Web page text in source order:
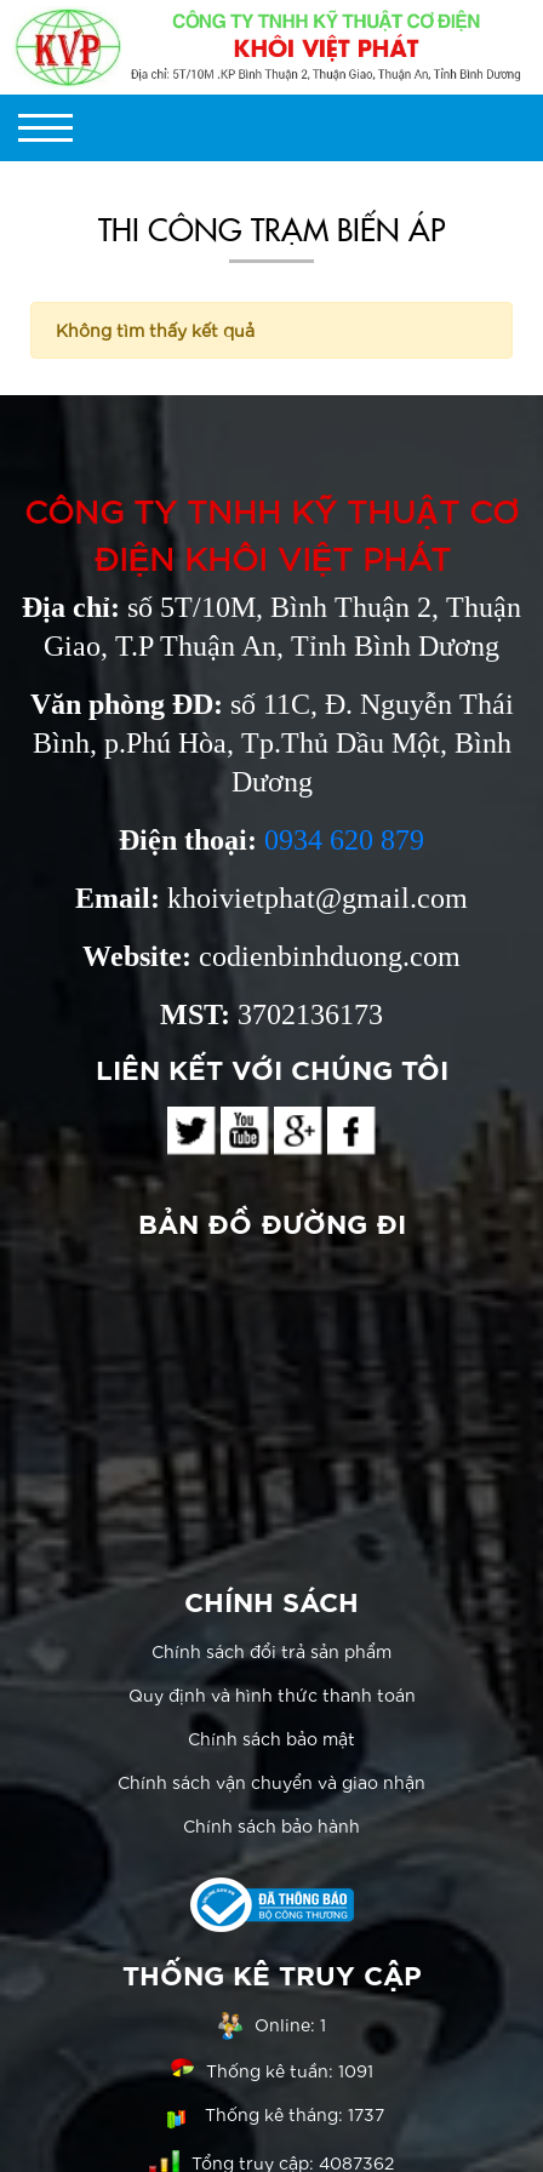
THI CÔNG TRẠM BIẾN ÁP
Không tìm thấy kết quả
CÔNG TY TNHH KỸ THUẬT CƠ
ĐIỆN KHÔI VIỆT PHÁT
Địa chỉ: số 5T/10M, Bình Thuận 2, Thuận
Giao, T.P Thuận An, Tỉnh Bình Dương
Văn phòng ĐD: số 11C, Đ. Nguyễn Thái
Bình, p.Phú Hòa, Tp.Thủ Dầu Một, Bình
Dương
Điện thoại: 0934 620 879
Email: khoivietphat@gmail.com
Website: codienbinhduong.com
MST: 3702136173
LIÊN KẾT VỚI CHÚNG TÔI
BẢN ĐỒ ĐƯỜNG ĐI
CHÍNH SÁCH
Chính sách đổi trả sản phẩm
Quy định và hình thức thanh toán
Chính sách bảo mật
Chính sách vận chuyển và giao nhận
Chính sách bảo hành
THỐNG KÊ TRUY CẬP
Online: 1
Thống kê tuần: 1091
Thống kê tháng: 1737
Tổng truy cập: 4087362